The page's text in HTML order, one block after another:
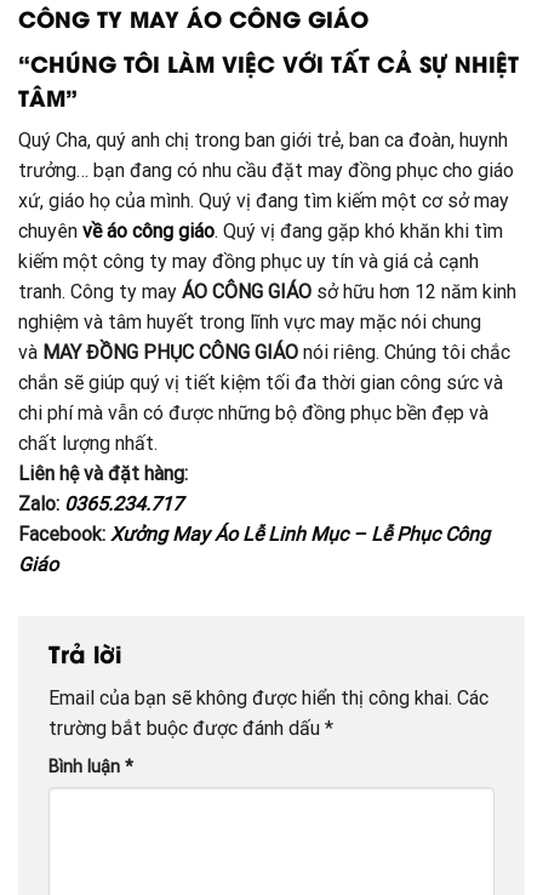
CÔNG TY MAY ÁO CÔNG GIÁO
“CHÚNG TÔI LÀM VIỆC VỚI TẤT CẢ SỰ NHIỆT
TÂM”
Quý Cha, quý anh chị trong ban giới trẻ, ban ca đoàn, huynh
trưởng… bạn đang có nhu cầu đặt may đồng phục cho giáo
xứ, giáo họ của mình. Quý vị đang tìm kiếm một cơ sở may
chuyên về áo công giáo. Quý vị đang gặp khó khăn khi tìm
kiếm một công ty may đồng phục uy tín và giá cả cạnh
tranh. Công ty may ÁO CÔNG GIÁO sở hữu hơn 12 năm kinh
nghiệm và tâm huyết trong lĩnh vực may mặc nói chung
và MAY ĐỒNG PHỤC CÔNG GIÁO nói riêng. Chúng tôi chắc
chắn sẽ giúp quý vị tiết kiệm tối đa thời gian công sức và
chi phí mà vẫn có được những bộ đồng phục bền đẹp và
chất lượng nhất.
Liên hệ và đặt hàng:
Zalo: 0365.234.717
Facebook: Xưởng May Áo Lễ Linh Mục – Lễ Phục Công
Giáo
Trả lời
Email của bạn sẽ không được hiển thị công khai. Các
trường bắt buộc được đánh dấu *
Bình luận *